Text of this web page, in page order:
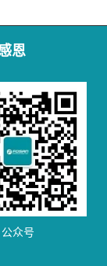
恩
公众号